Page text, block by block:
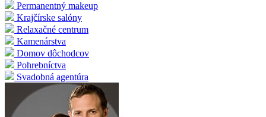
Permanentný makeup
Krajčírske salóny
Relaxačné centrum
Kamenárstva
Domov dôchodcov
Pohrebníctva
Svadobná agentúra